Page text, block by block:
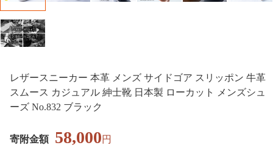
レザースニーカー 本革 メンズ サイドゴア スリッポン 牛革
スムース カジュアル 紳士靴 日本製 ローカット メンズシュ
ーズ No.832 ブラック
寄附金額 58,000円